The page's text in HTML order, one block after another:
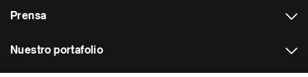
Prensa
Nuestro portafolio